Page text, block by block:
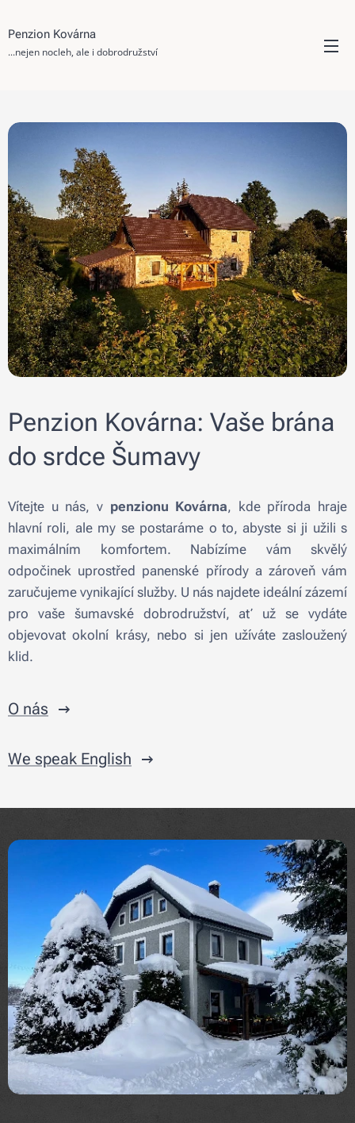
Penzion Kovárna
...nejen nocleh, ale i dobrodružství
Penzion Kovárna: Vaše brána
do srdce Šumavy
Vítejte u nás, v penzionu Kovárna, kde příroda hraje
hlavní roli, ale my se postaráme o to, abyste si ji užili s
maximálním komfortem. Nabízíme vám skvělý
odpočinek uprostřed panenské přírody a zároveň vám
zaručujeme vynikající služby. U nás najdete ideální zázemí
pro vaše šumavské dobrodružství, ať už se vydáte
objevovat okolní krásy, nebo si jen užíváte zasloužený
klid.
O nás
We speak English